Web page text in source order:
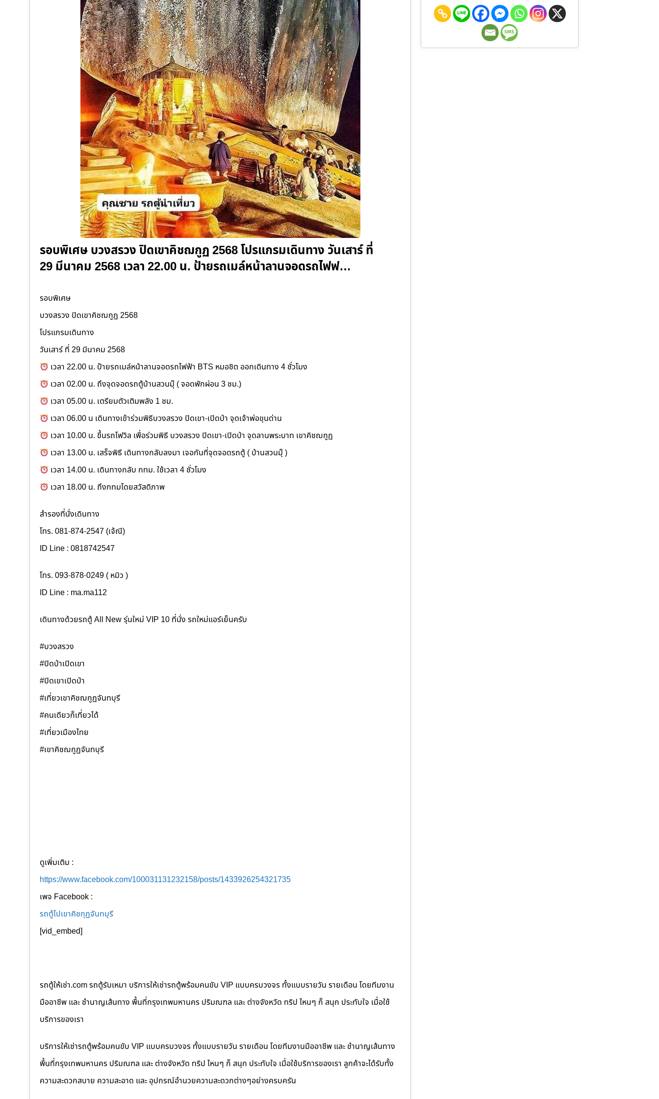
รอบพิเศษ บวงสรวง ปิดเขาคิชฌกูฏ 2568 โปรแกรมเดินทาง วันเสาร์ ที่
29 มีนาคม 2568 เวลา 22.00 น. ป้ายรถเมล์หน้าลานจอดรถไฟฟ…
รอบพิเศษ
บวงสรวง ปิดเขาคิชฌกูฏ 2568
โปรแกรมเดินทาง
วันเสาร์ ที่ 29 มีนาคม 2568
เวลา 22.00 น. ป้ายรถเมล์หน้าลานจอดรถไฟฟ้า BTS หมอชิต ออกเดินทาง 4 ชั่วโมง
เวลา 02.00 น. ถึงจุดจอดรถตู้บ้านสวนมุ๊ ( จอดพักผ่อน 3 ชม.)
เวลา 05.00 น. เตรียมตัวเติมพลัง 1 ชม.
เวลา 06.00 น เดินทางเข้าร่วมพิธีบวงสรวง ปิดเขา-เปิดป่า จุดเจ้าพ่อขุนด่าน
เวลา 10.00 น. ขึ้นรถโฟวิล เพื่อร่วมพิธี บวงสรวง ปิดเขา-เปิดป่า จุดลานพระบาท เขาคิชฌกูฏ
เวลา 13.00 น. เสร็จพิธี เดินทางกลับลงมา เจอกันที่จุดจอดรถตู้ ( บ้านสวนมุ๊ )
เวลา 14.00 น. เดินทางกลับ กทม. ใช้เวลา 4 ชั่วโมง
เวลา 18.00 น. ถึงกทมโดยสวัสดิภาพ
สำรองที่นั่งเดินทาง
โทร. 081-874-2547 (เจ้ณี)
ID Line : 0818742547
โทร. 093-878-0249 ( หมิว )
ID Line : ma.ma112
เดินทางด้วยรถตู้ All New รุ่นใหม่ VIP 10 ที่นั่ง รถใหม่แอร์เย็นครับ
#บวงสรวง
#ปิดป่าเปิดเขา
#ปิดเขาเปิดป่า
#เที่ยวเขาคิชฌกูฏจันทบุรี
#คนเดียวก็เที่ยวได้
#เที่ยวเมืองไทย
#เขาคิชฌกูฏจันทบุรี
ดูเพิ่มเติม :
https://www.facebook.com/100031131232158/posts/1433926254321735
เพจ Facebook :
รถตู้ไปเขาคิชกุฏจันทบุรี
[vid_embed]
รถตู้ให้เช่า.com รถตู้รับเหมา บริการให้เช่ารถตู้พร้อมคนขับ VIP แบบครบวงจร ทั้งแบบรายวัน รายเดือน โดยทีมงาน
มืออาชีพ และ ชำนาญเส้นทาง พื้นที่กรุงเทพมหานคร ปริมณฑล และ ต่างจังหวัด ทริป ไหนๆ ก็ สนุก ประทับใจ เมื่อใช้
บริการของเรา
บริการให้เช่ารถตู้พร้อมคนขับ VIP แบบครบวงจร ทั้งแบบรายวัน รายเดือน โดยทีมงานมืออาชีพ และ ชำนาญเส้นทาง
พื้นที่กรุงเทพมหานคร ปริมณฑล และ ต่างจังหวัด ทริป ไหนๆ ก็ สนุก ประทับใจ เมื่อใช้บริการของเรา ลูกค้าจะได้รับทั้ง
ความสะดวกสบาย ความสะอาด และ อุปกรณ์อำนวยความสะดวกต่างๆอย่างครบครัน